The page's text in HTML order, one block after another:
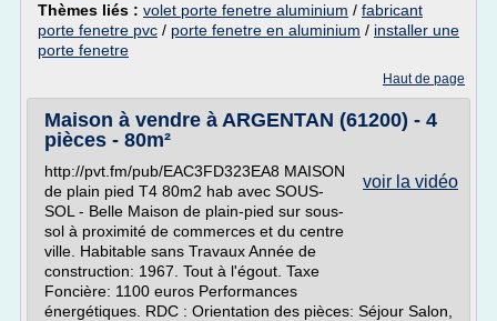
Thèmes liés : volet porte fenetre aluminium / fabricant
porte fenetre pvc / porte fenetre en aluminium / installer une
porte fenetre
Haut de page
Maison à vendre à ARGENTAN (61200) - 4
pièces - 80m²
voir la vidéo
http://pvt.fm/pub/EAC3FD323EA8 MAISON
de plain pied T4 80m2 hab avec SOUS-
SOL - Belle Maison de plain-pied sur sous-
sol à proximité de commerces et du centre
ville. Habitable sans Travaux Année de
construction: 1967. Tout à l'égout. Taxe
Foncière: 1100 euros Performances
énergétiques. RDC : Orientation des pièces: Séjour Salon,